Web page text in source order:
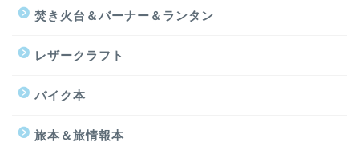
焚き火台＆バーナー＆ランタン
レザークラフト
バイク本
旅本＆旅情報本